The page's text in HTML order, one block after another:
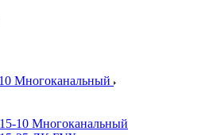
Многоканальный
10 Многоканальный